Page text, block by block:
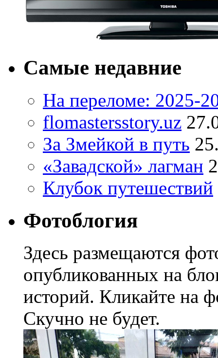
Самые недавние
На переломе: 2025-
flomastersstory.uz
За Змейкой в путь
«Завадской» лагман
Клубок путешествий
Фотоблогия
Здесь размещаются
опубликованных на
историй. Кликайте на
Скучно не будет.